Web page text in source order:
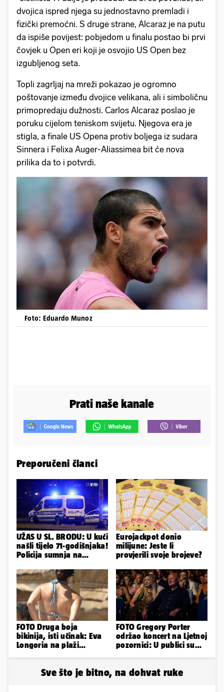
dvojica ispred njega su jednostavno premladi i
fizički premoćni. S druge strane, Alcaraz je na putu
da ispiše povijest: pobjedom u finalu postao bi prvi
čovjek u Open eri koji je osvojio US Open bez
izgubljenog seta.
Topli zagrljaj na mreži pokazao je ogromno
poštovanje između dvojice velikana, ali i simboličnu
primopredaju dužnosti. Carlos Alcaraz poslao je
poruku cijelom teniskom svijetu. Njegova era je
stigla, a finale US Opena protiv boljega iz sudara
Sinnera i Felixa Auger-Aliassimea bit će nova
prilika da to i potvrdi.
Foto: Eduardo Munoz
Prati naše kanale
Preporučeni članci
UŽAS U SL. BRODU: U kući
našli tijelo 71-godišnjaka!
Policija sumnja na
Eurojackpot donio
milijune: Jeste li
provjerili svoje brojeve?
FOTO Druga boja
bikinija, isti učinak: Eva
Longoria na plaži
FOTO Gregory Porter
održao koncert na Ljetnoj
pozornici: U publici su
Sve što je bitno, na dohvat ruke